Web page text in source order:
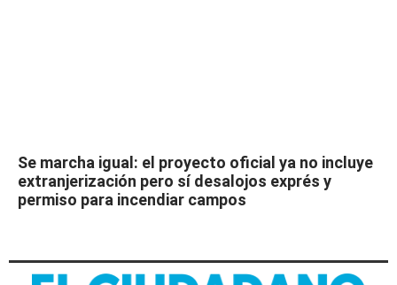
Se marcha igual: el proyecto oficial ya no incluye
extranjerización pero sí desalojos exprés y
permiso para incendiar campos